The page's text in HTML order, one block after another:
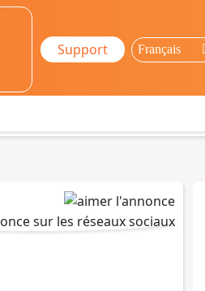
Support